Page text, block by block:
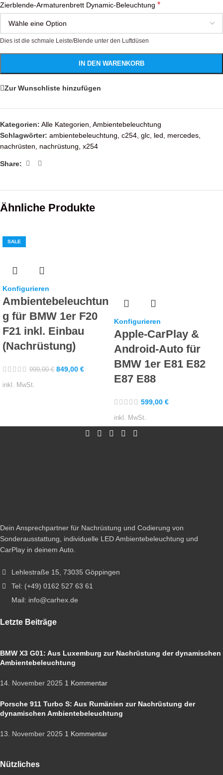
Zierblende-Armaturenbrett Dynamic-Beleuchtung *
Dies ist die schmale Leiste/Blende unter den Luftdüsen
IN DEN WARENKORB
Zur Wunschliste hinzufügen
Kategorien: Alle Kategorien Ambientebeleuchtung
Schlagwörter: ambientebeleuchtung c254 glc led mercedes
nachrüsten
nachrüstung x254
Share:
Ähnliche Produkte
SALE
Konfigurieren
Ambientebeleuchtun
g für BMW 1er F20
F21 inkl. Einbau
(Nachrüstung)
999,00€ 849,00 €
inkl. MwSt.
Konfigurieren
Apple-CarPlay &
Android-Auto für
BMW 1er E81 E82
E87 E88
599,00 €
inkl. MwSt.
Dein Ansprechpartner für Nachrüstung und Codierung von
Sonderausstattung, individuelle LED Ambientebeleuchtung und
CarPlay in deinem Auto.
Lehlestraße 15, 73035 Göppingen
Tel: (+49) 0162 527 63 61
Mail: info@carhex.de
Letzte Beiträge
BMW X3 G01: Aus Luxemburg zur Nachrüstung der dynamischen
Ambientebeleuchtung
14. November 2025 1 Kommentar
Porsche 911 Turbo S: Aus Rumänien zur Nachrüstung der
dynamischen Ambientebeleuchtung
13. November 2025 1 Kommentar
Nützliches